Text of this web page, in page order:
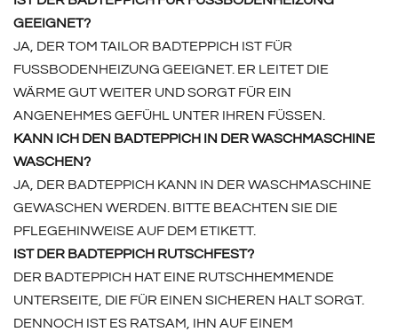
EEIGNET?
JA, DER TOM TAILOR BADTEPPICH IST FÜR
FUSSBODENHEIZUNG GEEIGNET. ER LEITET DIE W
ÄRME GUT WEITER UND SORGT FÜR EIN A
NGENEHMES GEFÜHL UNTER IHREN FÜSSEN.
KANN ICH DEN BADTEPPICH IN DER WASCHMASCHINE
WASCHEN?
JA, DER BADTEPPICH KANN IN DER WASCHMASCHINE
GEWASCHEN WERDEN. BITTE BEACHTEN SIE DIE
PFLEGEHINWEISE AUF DEM ETIKETT.
IST DER BADTEPPICH RUTSCHFEST?
DER BADTEPPICH HAT EINE RUTSCHHEMMENDE
UNTERSEITE, DIE FÜR EINEN SICHEREN HALT SORGT.
DENNOCH IST ES RATSAM, IHN AUF EINEM